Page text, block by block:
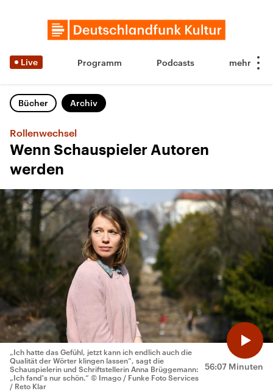
Live Programm Podcasts
Bücher Archiv
Rollenwechsel
Wenn Schauspieler Autoren
werden
56:07 Minuten
„Ich hatte das Gefühl, jetzt kann ich endlich auch die
Qualität der Wörter klingen lassen“, sagt die
Schauspielerin und Schriftstellerin Anna Brüggemann:
„Ich fand's nur schön.“ © Imago / Funke Foto Services
/ Reto Klar